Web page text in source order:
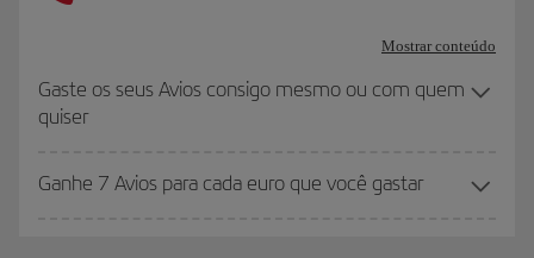
Mostrar conteúdo
Gaste os seus Avios consigo mesmo ou com quem
quiser
Ganhe 7 Avios para cada euro que você gastar